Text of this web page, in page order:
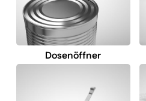
Dosenöffner